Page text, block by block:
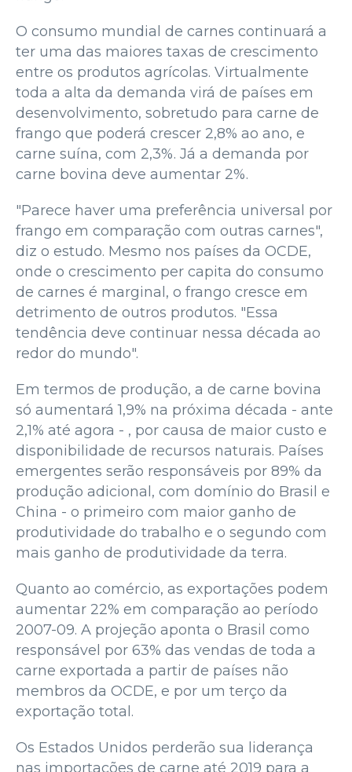
O consumo mundial de carnes continuará a
ter uma das maiores taxas de crescimento
entre os produtos agrícolas. Virtualmente
toda a alta da demanda virá de países em
desenvolvimento, sobretudo para carne de
frango que poderá crescer 2,8% ao ano, e
carne suína, com 2,3%. Já a demanda por
carne bovina deve aumentar 2%.
"Parece haver uma preferência universal por
frango em comparação com outras carnes",
diz o estudo. Mesmo nos países da OCDE,
onde o crescimento per capita do consumo
de carnes é marginal, o frango cresce em
detrimento de outros produtos. "Essa
tendência deve continuar nessa década ao
redor do mundo".
Em termos de produção, a de carne bovina
só aumentará 1,9% na próxima década - ante
2,1% até agora - , por causa de maior custo e
disponibilidade de recursos naturais. Países
emergentes serão responsáveis por 89% da
produção adicional, com domínio do Brasil e
China - o primeiro com maior ganho de
produtividade do trabalho e o segundo com
mais ganho de produtividade da terra.
Quanto ao comércio, as exportações podem
aumentar 22% em comparação ao período
2007-09. A projeção aponta o Brasil como
responsável por 63% das vendas de toda a
carne exportada a partir de países não
membros da OCDE, e por um terço da
exportação total.
Os Estados Unidos perderão sua liderança
nas importações de carne até 2019 para a